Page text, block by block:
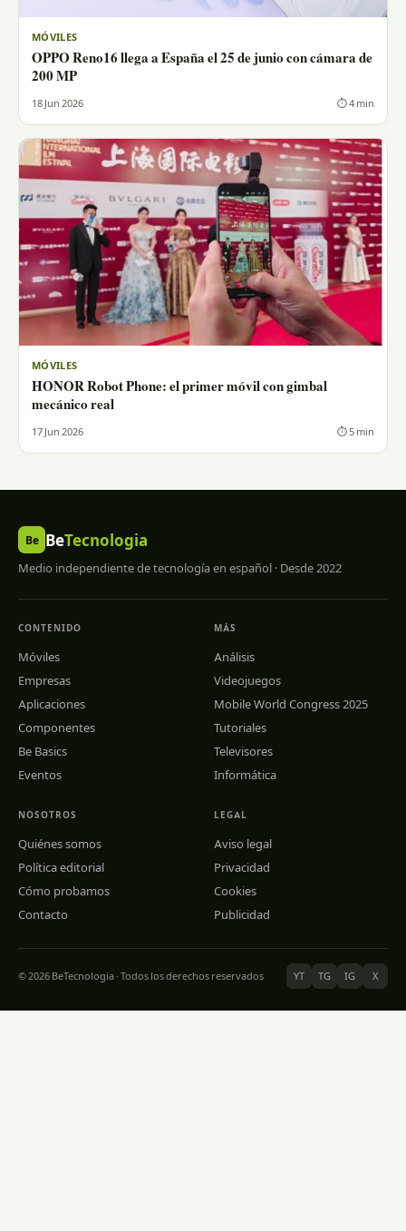
MÓVILES
OPPO Reno16 llega a España el 25 de junio con cámara de
200 MP
18 Jun 2026 ⏱ 4 min
MÓVILES
HONOR Robot Phone: el primer móvil con gimbal
mecánico real
17 Jun 2026 ⏱ 5 min
Be BeTecnologia
Medio independiente de tecnología en español · Desde 2022
CONTENIDO
Móviles
Empresas
Aplicaciones
Componentes
Be Basics
Eventos
MÁS
Análisis
Videojuegos
Mobile World Congress 2025
Tutoriales
Televisores
Informática
NOSOTROS
Quiénes somos
Política editorial
Cómo probamos
Contacto
LEGAL
Aviso legal
Privacidad
Cookies
Publicidad
© 2026 BeTecnologia · Todos los derechos reservados YT TG IG X